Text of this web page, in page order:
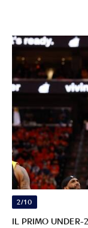
2/10
IL PRIMO UNDER-